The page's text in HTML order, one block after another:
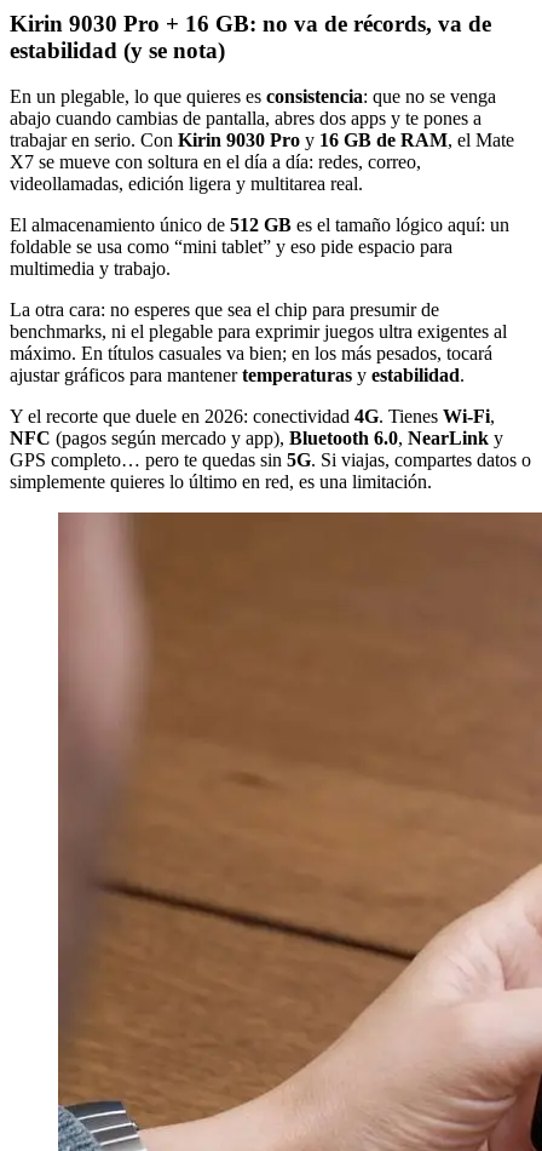
Kirin 9030 Pro + 16 GB: no va de récords, va de
estabilidad (y se nota)
En un plegable, lo que quieres es consistencia: que no se venga
abajo cuando cambias de pantalla, abres dos apps y te pones a
trabajar en serio. Con Kirin 9030 Pro y 16 GB de RAM, el Mate
X7 se mueve con soltura en el día a día: redes, correo,
videollamadas, edición ligera y multitarea real.
El almacenamiento único de 512 GB es el tamaño lógico aquí: un
foldable se usa como “mini tablet” y eso pide espacio para
multimedia y trabajo.
La otra cara: no esperes que sea el chip para presumir de
benchmarks, ni el plegable para exprimir juegos ultra exigentes al
máximo. En títulos casuales va bien; en los más pesados, tocará
ajustar gráficos para mantenertemperaturas y estabilidad.
Y el recorte que duele en 2026: conectividad 4G. Tienes Wi-Fi,
NFC (pagos según mercado y app), Bluetooth 6.0, NearLink y
GPS completo… pero te quedas sin 5G. Si viajas, compartes datos o
simplemente quieres lo último en red, es una limitación.